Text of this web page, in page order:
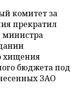
комитет за
прекратил
министра
хищения
бюджета под
ЗАО